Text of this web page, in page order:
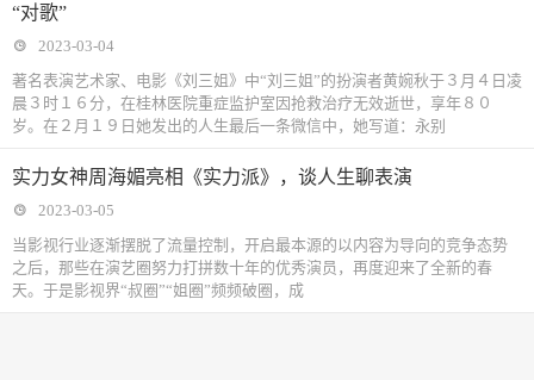
“对歌”
2023-03-04
著名表演艺术家、电影《刘三姐》中“刘三姐”的扮演者黄婉秋于３月４日凌
晨３时１６分，在桂林医院重症监护室因抢救治疗无效逝世，享年８０
岁。在２月１９日她发出的人生最后一条微信中，她写道：永别
实力女神周海媚亮相《实力派》，谈人生聊表演
2023-03-05
当影视行业逐渐摆脱了流量控制，开启最本源的以内容为导向的竞争态势
之后，那些在演艺圈努力打拼数十年的优秀演员，再度迎来了全新的春
天。于是影视界“叔圈”“姐圈”频频破圈，成